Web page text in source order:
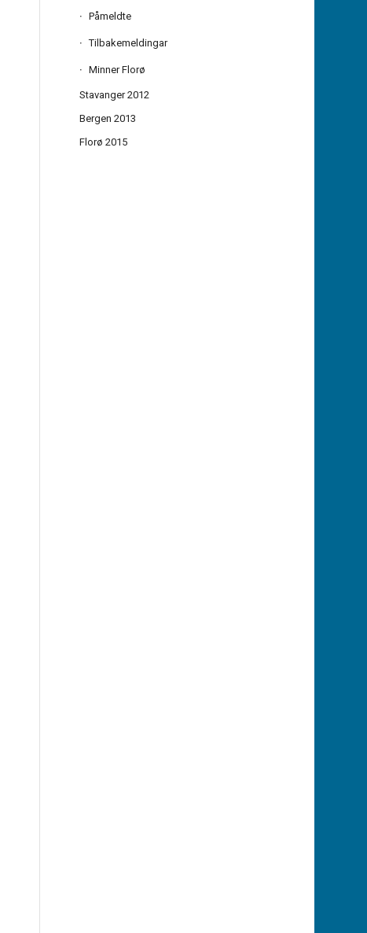
Påmeldte
Tilbakemeldingar
Minner Florø
Stavanger 2012
Bergen 2013
Florø 2015